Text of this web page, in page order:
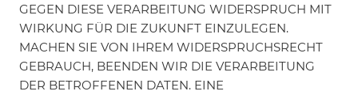
GEGEN DIESE VERARBEITUNG WIDERSPRUCH MIT
WIRKUNG FÜR DIE ZUKUNFT EINZULEGEN.
MACHEN SIE VON IHREM WIDERSPRUCHSRECHT
GEBRAUCH, BEENDEN WIR DIE VERARBEITUNG
DER BETROFFENEN DATEN. EINE